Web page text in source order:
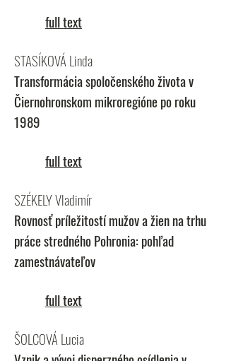
full text
STASÍKOVÁ Linda
Transformácia spoločenského života v
Čiernohronskom mikroregióne po roku
1989
full text
SZÉKELY Vladimír
Rovnosť príležitostí mužov a žien na trhu
práce stredného Pohronia: pohľad
zamestnávateľov
full text
ŠOLCOVÁ Lucia